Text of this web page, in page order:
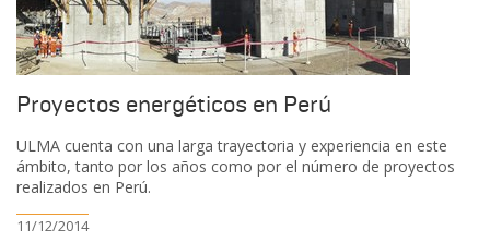
Proyectos energéticos en Perú
ULMA cuenta con una larga trayectoria y experiencia en este
ámbito, tanto por los años como por el número de proyectos
realizados en Perú.
11/12/2014